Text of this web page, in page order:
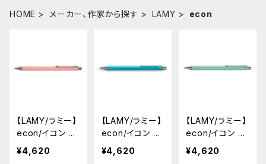
HOME メーカー、作家から探す LAMY econ
【LAMY/ラミー】
econ/イコン ボ
ールペン・限定
色 (ピンク)
¥4,620
【LAMY/ラミー】
econ/イコン ボ
ールペン・限定
色 (シー)
¥4,620
【LAMY/ラミー】
econ/イコン ボ
ールペン・限定
色 (ラグーン)
¥4,620